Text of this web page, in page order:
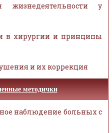
жизнедеятельности у
в хирургии и принципы
и их коррекция
методички
наблюдение больных с